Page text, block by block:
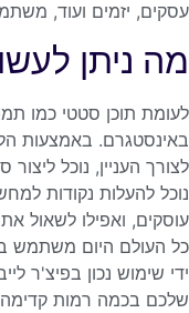
עסקים, יזמים ועוד,
מה ניתן
לעומת תוכן סטטי כמו
באינסטגרם. באמצעות
לצורך העניין, נוכל
נוכל להעלות נקודות
עוסקים, ואפילו לשאול
ידי שימוש נכון בפיצ'ר
שלכם בכמה רמות